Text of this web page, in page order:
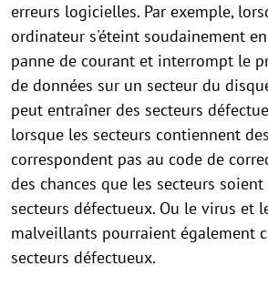
erreurs logicielles. Par exemple,
ordinateur s'éteint soudainement
panne de courant et interrompt le
de données sur un secteur du
peut entraîner des secteurs
lorsque les secteurs contiennent
correspondent pas au code de
des chances que les secteurs
secteurs défectueux. Ou le virus et
malveillants pourraient également
secteurs défectueux.